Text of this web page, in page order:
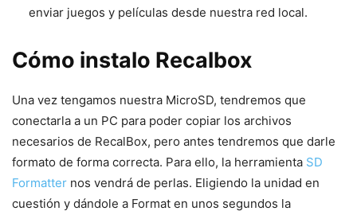
enviar juegos y películas desde nuestra red local.
Cómo instalo Recalbox
Una vez tengamos nuestra MicroSD, tendremos que
conectarla a un PC para poder copiar los archivos
necesarios de RecalBox, pero antes tendremos que darle
formato de forma correcta. Para ello, la herramienta SD
Formatter nos vendrá de perlas. Eligiendo la unidad en
cuestión y dándole a Format en unos segundos la